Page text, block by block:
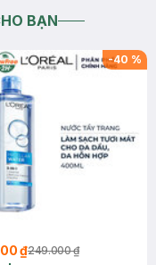
BẠN
-40 %
₫249.000 ₫